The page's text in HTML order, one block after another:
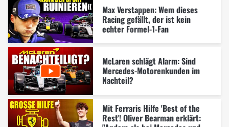
Max Verstappen: Wem dieses
Racing gefällt, der ist kein
echter Formel-1-Fan
McLaren schlägt Alarm: Sind
Mercedes-Motorenkunden im
Nachteil?
Mit Ferraris Hilfe 'Best of the
Rest'! Oliver Bearman erklärt: